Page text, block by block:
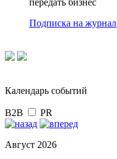
Подписка на журнал
Календарь событий
B2B PR
Август 2026